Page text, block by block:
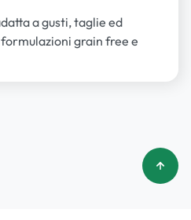
a gusti, taglie ed
grain free e